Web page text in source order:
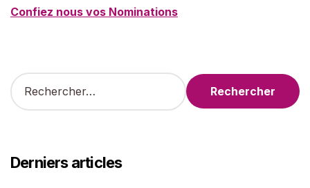
Confiez nous vos Nominations
R
e
r
c
Derniers articles